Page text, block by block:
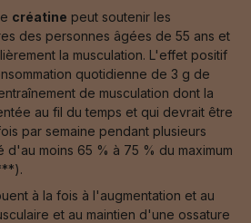
créatine peut soutenir les
des personnes âgées de 55 ans et
la musculation. L'effet positif
quotidienne de 3 g de
de musculation dont la
au fil du temps et qui devrait être
par semaine pendant plusieurs
d'au moins 65 % à 75 % du maximum
à la fois à l'augmentation et au
et au maintien d'une ossature